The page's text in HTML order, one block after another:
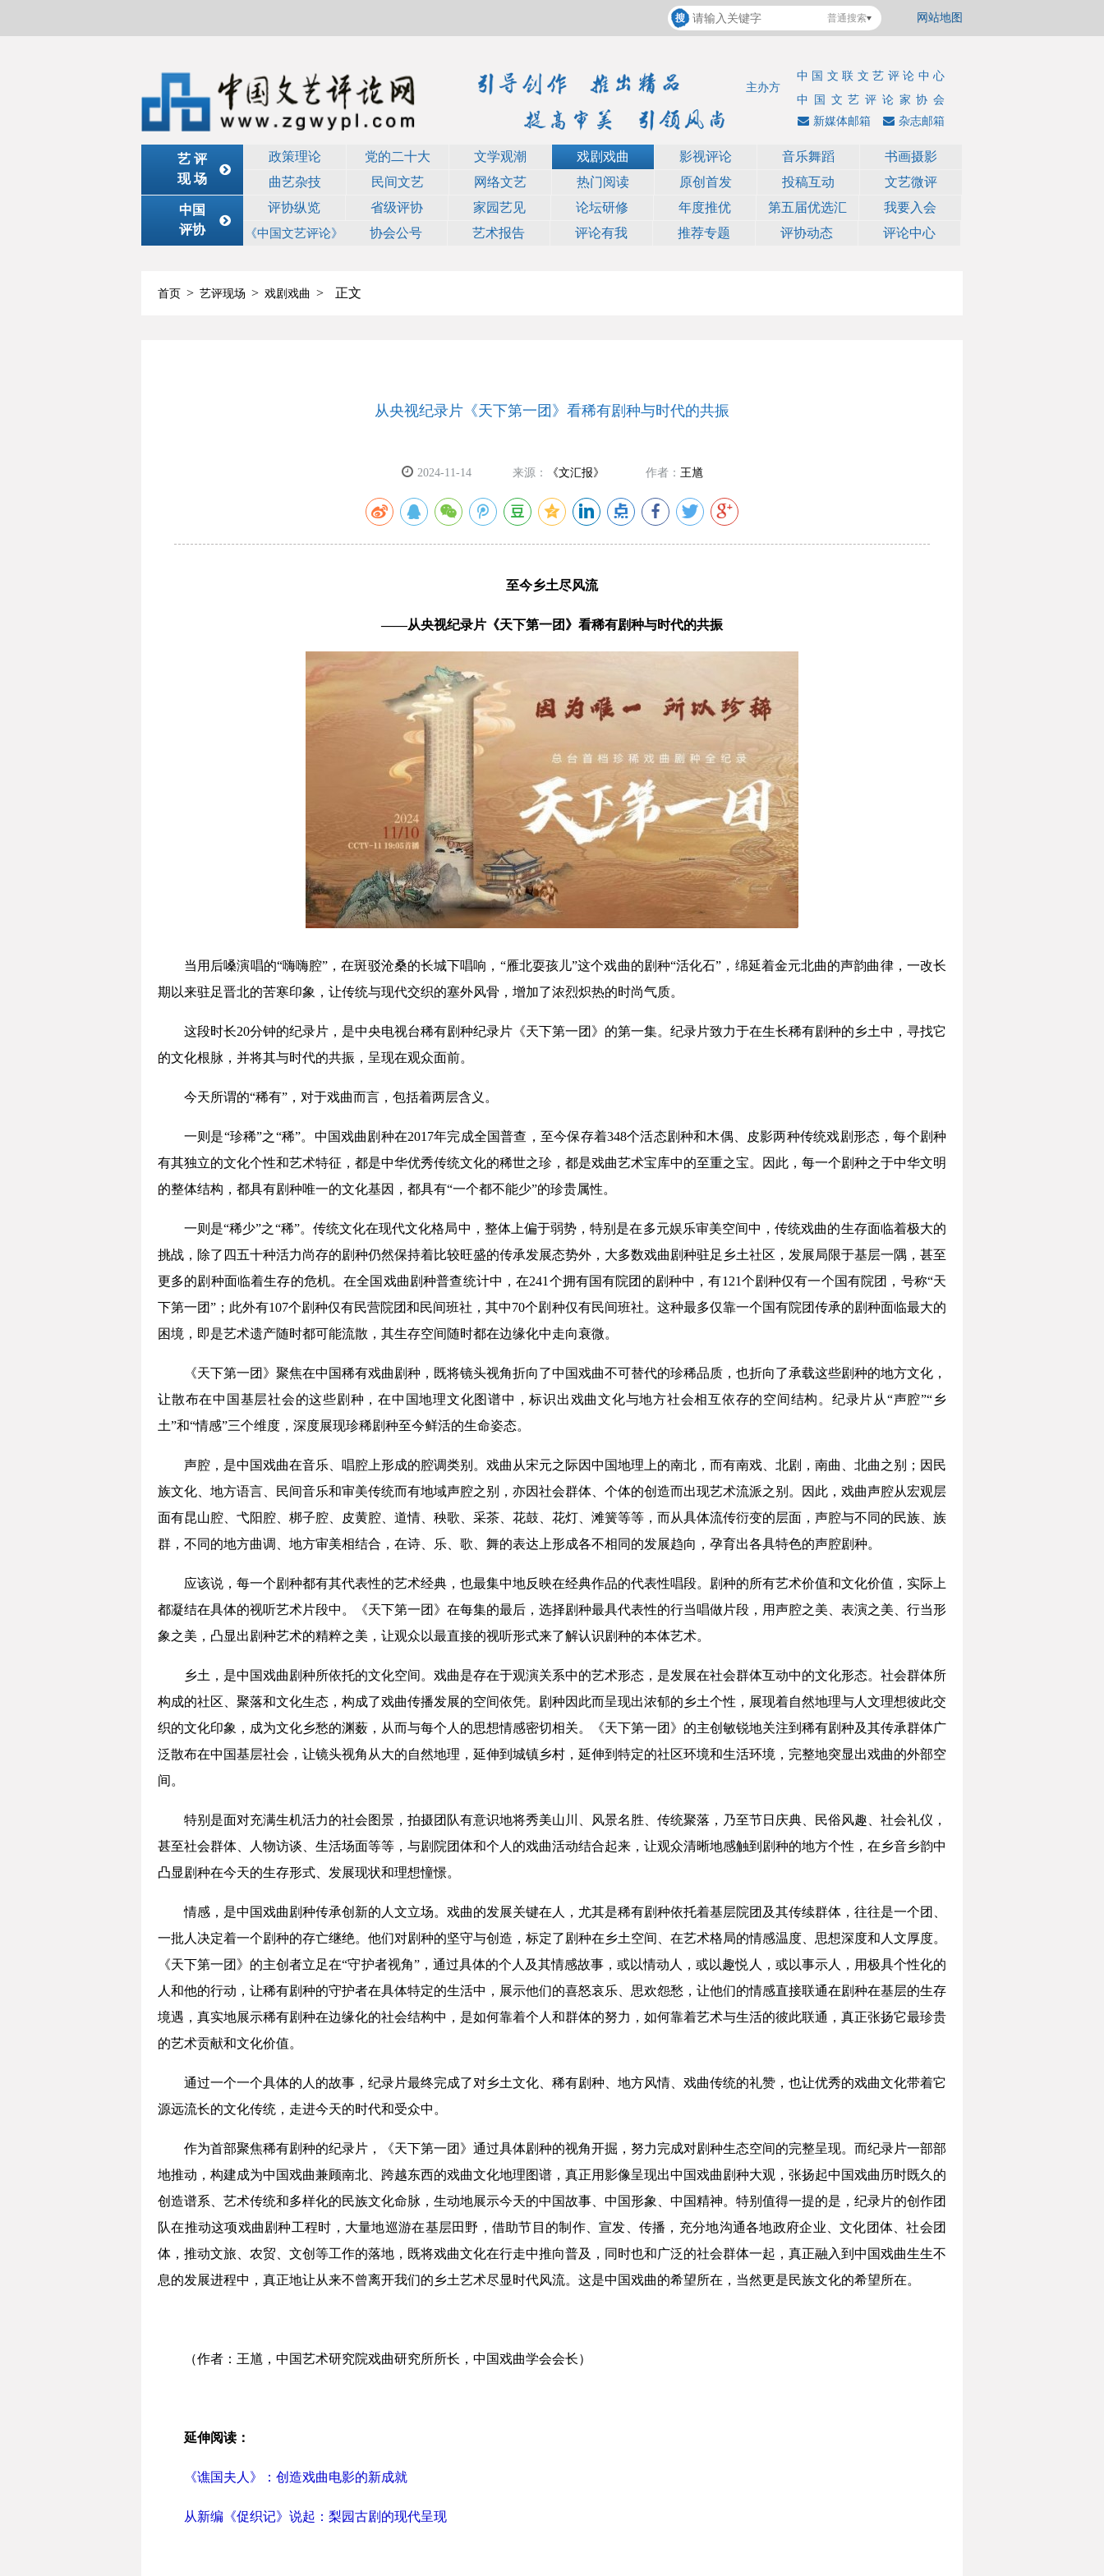
网站地图
普通搜索
中国文联文艺评论中心
中国文艺评论家协会
主办方
杂志邮箱
新媒体邮箱
艺 评
现 场
政策理论 党的二十大 文学观潮 戏剧戏曲 影视评论 音乐舞蹈
书画摄影
曲艺杂技
民间文艺 网络文艺 热门阅读 原创首发 投稿互动
文艺微评
中国
评协
评协纵览 省级评协 家园艺见 论坛研修 年度推优 第五届优选汇 我要入会
《中国文艺评论》 协会公号 艺术报告 评论有我 推荐专题 评协动态 评论中心
首页 > 艺评现场 > 戏剧戏曲 > 正文
从央视纪录片《天下第一团》看稀有剧种与时代的共振
2024-11-14 来源： 《文汇报》 作者： 王馗
至今乡土尽风流
——从央视纪录片《天下第一团》看稀有剧种与时代的共振
当用后嗓演唱的“嗨嗨腔”，在斑驳沧桑的长城下唱响，“雁北耍孩儿”这个戏曲的剧种“活化石”，绵延着金元北曲的声韵曲律，一改长
期以来驻足晋北的苦寒印象，让传统与现代交织的塞外风骨，增加了浓烈炽热的时尚气质。
这段时长20分钟的纪录片，是中央电视台稀有剧种纪录片《天下第一团》的第一集。纪录片致力于在生长稀有剧种的乡土中，寻找它
的文化根脉，并将其与时代的共振，呈现在观众面前。
今天所谓的“稀有”，对于戏曲而言，包括着两层含义。
一则是“珍稀”之“稀”。中国戏曲剧种在2017年完成全国普查，至今保存着348个活态剧种和木偶、皮影两种传统戏剧形态，每个剧种
有其独立的文化个性和艺术特征，都是中华优秀传统文化的稀世之珍，都是戏曲艺术宝库中的至重之宝。因此，每一个剧种之于中华文明
的整体结构，都具有剧种唯一的文化基因，都具有“一个都不能少”的珍贵属性。
一则是“稀少”之“稀”。传统文化在现代文化格局中，整体上偏于弱势，特别是在多元娱乐审美空间中，传统戏曲的生存面临着极大的
挑战，除了四五十种活力尚存的剧种仍然保持着比较旺盛的传承发展态势外，大多数戏曲剧种驻足乡土社区，发展局限于基层一隅，甚至
更多的剧种面临着生存的危机。在全国戏曲剧种普查统计中，在241个拥有国有院团的剧种中，有121个剧种仅有一个国有院团，号称“天
下第一团”；此外有107个剧种仅有民营院团和民间班社，其中70个剧种仅有民间班社。这种最多仅靠一个国有院团传承的剧种面临最大的
困境，即是艺术遗产随时都可能流散，其生存空间随时都在边缘化中走向衰微。
《天下第一团》聚焦在中国稀有戏曲剧种，既将镜头视角折向了中国戏曲不可替代的珍稀品质，也折向了承载这些剧种的地方文化，
让散布在中国基层社会的这些剧种，在中国地理文化图谱中，标识出戏曲文化与地方社会相互依存的空间结构。纪录片从“声腔”“乡
土”和“情感”三个维度，深度展现珍稀剧种至今鲜活的生命姿态。
声腔，是中国戏曲在音乐、唱腔上形成的腔调类别。戏曲从宋元之际因中国地理上的南北，而有南戏、北剧，南曲、北曲之别；因民
族文化、地方语言、民间音乐和审美传统而有地域声腔之别，亦因社会群体、个体的创造而出现艺术流派之别。因此，戏曲声腔从宏观层
面有昆山腔、弋阳腔、梆子腔、皮黄腔、道情、秧歌、采茶、花鼓、花灯、滩簧等等，而从具体流传衍变的层面，声腔与不同的民族、族
群，不同的地方曲调、地方审美相结合，在诗、乐、歌、舞的表达上形成各不相同的发展趋向，孕育出各具特色的声腔剧种。
应该说，每一个剧种都有其代表性的艺术经典，也最集中地反映在经典作品的代表性唱段。剧种的所有艺术价值和文化价值，实际上
都凝结在具体的视听艺术片段中。《天下第一团》在每集的最后，选择剧种最具代表性的行当唱做片段，用声腔之美、表演之美、行当形
象之美，凸显出剧种艺术的精粹之美，让观众以最直接的视听形式来了解认识剧种的本体艺术。
乡土，是中国戏曲剧种所依托的文化空间。戏曲是存在于观演关系中的艺术形态，是发展在社会群体互动中的文化形态。社会群体所
构成的社区、聚落和文化生态，构成了戏曲传播发展的空间依凭。剧种因此而呈现出浓郁的乡土个性，展现着自然地理与人文理想彼此交
织的文化印象，成为文化乡愁的渊薮，从而与每个人的思想情感密切相关。《天下第一团》的主创敏锐地关注到稀有剧种及其传承群体广
泛散布在中国基层社会，让镜头视角从大的自然地理，延伸到城镇乡村，延伸到特定的社区环境和生活环境，完整地突显出戏曲的外部空
间。
特别是面对充满生机活力的社会图景，拍摄团队有意识地将秀美山川、风景名胜、传统聚落，乃至节日庆典、民俗风趣、社会礼仪，
甚至社会群体、人物访谈、生活场面等等，与剧院团体和个人的戏曲活动结合起来，让观众清晰地感触到剧种的地方个性，在乡音乡韵中
凸显剧种在今天的生存形式、发展现状和理想憧憬。
情感，是中国戏曲剧种传承创新的人文立场。戏曲的发展关键在人，尤其是稀有剧种依托着基层院团及其传续群体，往往是一个团、
一批人决定着一个剧种的存亡继绝。他们对剧种的坚守与创造，标定了剧种在乡土空间、在艺术格局的情感温度、思想深度和人文厚度。
《天下第一团》的主创者立足在“守护者视角”，通过具体的个人及其情感故事，或以情动人，或以趣悦人，或以事示人，用极具个性化的
人和他的行动，让稀有剧种的守护者在具体特定的生活中，展示他们的喜怒哀乐、思欢怨愁，让他们的情感直接联通在剧种在基层的生存
境遇，真实地展示稀有剧种在边缘化的社会结构中，是如何靠着个人和群体的努力，如何靠着艺术与生活的彼此联通，真正张扬它最珍贵
的艺术贡献和文化价值。
通过一个一个具体的人的故事，纪录片最终完成了对乡土文化、稀有剧种、地方风情、戏曲传统的礼赞，也让优秀的戏曲文化带着它
源远流长的文化传统，走进今天的时代和受众中。
作为首部聚焦稀有剧种的纪录片，《天下第一团》通过具体剧种的视角开掘，努力完成对剧种生态空间的完整呈现。而纪录片一部部
地推动，构建成为中国戏曲兼顾南北、跨越东西的戏曲文化地理图谱，真正用影像呈现出中国戏曲剧种大观，张扬起中国戏曲历时既久的
创造谱系、艺术传统和多样化的民族文化命脉，生动地展示今天的中国故事、中国形象、中国精神。特别值得一提的是，纪录片的创作团
队在推动这项戏曲剧种工程时，大量地巡游在基层田野，借助节目的制作、宣发、传播，充分地沟通各地政府企业、文化团体、社会团
体，推动文旅、农贸、文创等工作的落地，既将戏曲文化在行走中推向普及，同时也和广泛的社会群体一起，真正融入到中国戏曲生生不
息的发展进程中，真正地让从来不曾离开我们的乡土艺术尽显时代风流。这是中国戏曲的希望所在，当然更是民族文化的希望所在。
（作者：王馗，中国艺术研究院戏曲研究所所长，中国戏曲学会会长）
延伸阅读：
《谯国夫人》：创造戏曲电影的新成就
从新编《促织记》说起：梨园古剧的现代呈现